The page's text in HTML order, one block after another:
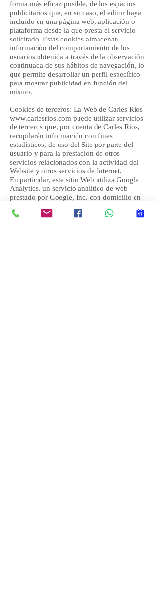
forma más eficaz posible, de los espacios
publicitarios que, en su caso, el editor haya
incluido en una página web, aplicación o
plataforma desde la que presta el servicio
solicitado. Estas cookies almacenan
información del comportamiento de los
usuarios obtenida a través de la observación
continuada de sus hábitos de navegación, lo
que permite desarrollar un perfil específico
para mostrar publicidad en función del
mismo.
Cookies de terceros: La Web de Carles Rios
www.carlesrios.com puede utilizar servicios
de terceros que, por cuenta de Carles Rios,
recopilarán información con fines
estadísticos, de uso del Site por parte del
usuario y para la prestacion de otros
servicios relacionados con la actividad del
Website y otros servicios de Internet.
En particular, este sitio Web utiliza Google
Analytics, un servicio analítico de web
prestado por Google, Inc. con domicilio en
Amphitheatre Parkway, Mountain View,